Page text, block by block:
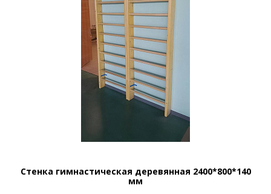
Стенка гимнастическая деревянная 2400*800*140
мм